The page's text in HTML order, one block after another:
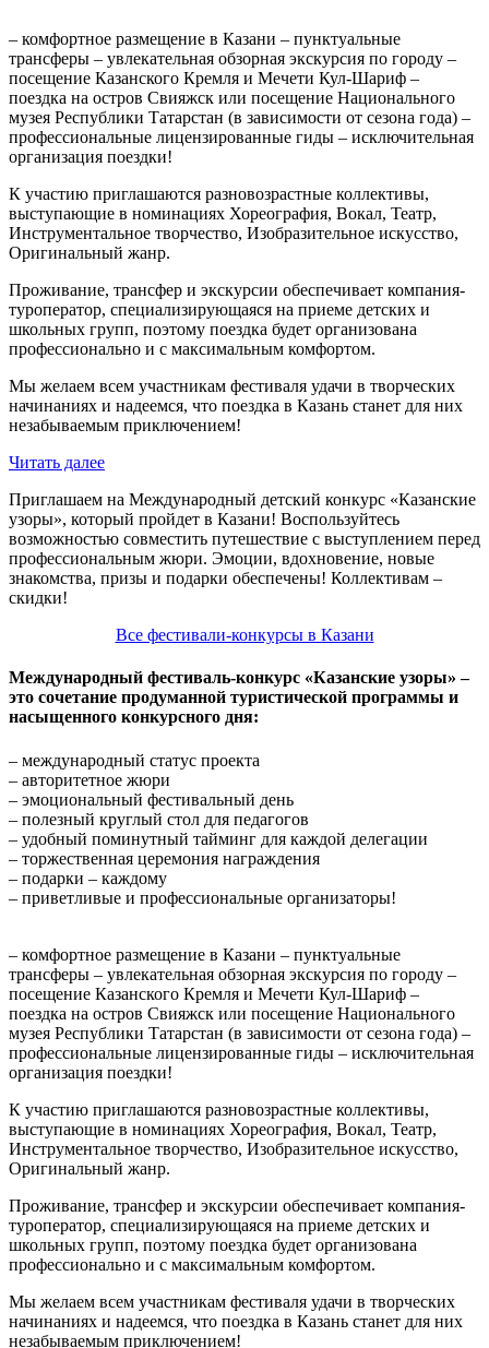
– комфортное размещение в Казани – пунктуальные
трансферы – увлекательная обзорная экскурсия по городу –
посещение Казанского Кремля и Мечети Кул-Шариф –
поездка на остров Свияжск или посещение Национального
музея Республики Татарстан (в зависимости от сезона года) –
профессиональные лицензированные гиды – исключительная
организация поездки!
К участию приглашаются разновозрастные коллективы,
выступающие в номинациях Хореография, Вокал, Театр,
Инструментальное творчество, Изобразительное искусство,
Оригинальный жанр.
Проживание, трансфер и экскурсии обеспечивает компания-
туроператор, специализирующаяся на приеме детских и
школьных групп, поэтому поездка будет организована
профессионально и с максимальным комфортом.
Мы желаем всем участникам фестиваля удачи в творческих
начинаниях и надеемся, что поездка в Казань станет для них
незабываемым приключением!
Читать далее
Приглашаем на Международный детский конкурс «Казанские
узоры», который пройдет в Казани! Воспользуйтесь
возможностью совместить путешествие с выступлением перед
профессиональным жюри. Эмоции, вдохновение, новые
знакомства, призы и подарки обеспечены! Коллективам –
скидки!
Все фестивали-конкурсы в Казани
Международный фестиваль-конкурс «Казанские узоры» –
это сочетание продуманной туристической программы и
насыщенного конкурсного дня:
– международный статус проекта
– авторитетное жюри
– эмоциональный фестивальный день
– полезный круглый стол для педагогов
– удобный поминутный тайминг для каждой делегации
– торжественная церемония награждения
– подарки – каждому
– приветливые и профессиональные организаторы!
– комфортное размещение в Казани – пунктуальные
трансферы – увлекательная обзорная экскурсия по городу –
посещение Казанского Кремля и Мечети Кул-Шариф –
поездка на остров Свияжск или посещение Национального
музея Республики Татарстан (в зависимости от сезона года) –
профессиональные лицензированные гиды – исключительная
организация поездки!
К участию приглашаются разновозрастные коллективы,
выступающие в номинациях Хореография, Вокал, Театр,
Инструментальное творчество, Изобразительное искусство,
Оригинальный жанр.
Проживание, трансфер и экскурсии обеспечивает компания-
туроператор, специализирующаяся на приеме детских и
школьных групп, поэтому поездка будет организована
профессионально и с максимальным комфортом.
Мы желаем всем участникам фестиваля удачи в творческих
начинаниях и надеемся, что поездка в Казань станет для них
незабываемым приключением!